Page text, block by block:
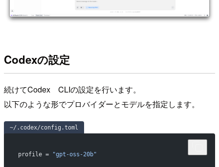
Codexの設定
続けてCodex CLIの設定を行います。
以下のような形でプロバイダーとモデルを指定します。
~/.codex/config.toml
profile = "gpt-oss-20b"